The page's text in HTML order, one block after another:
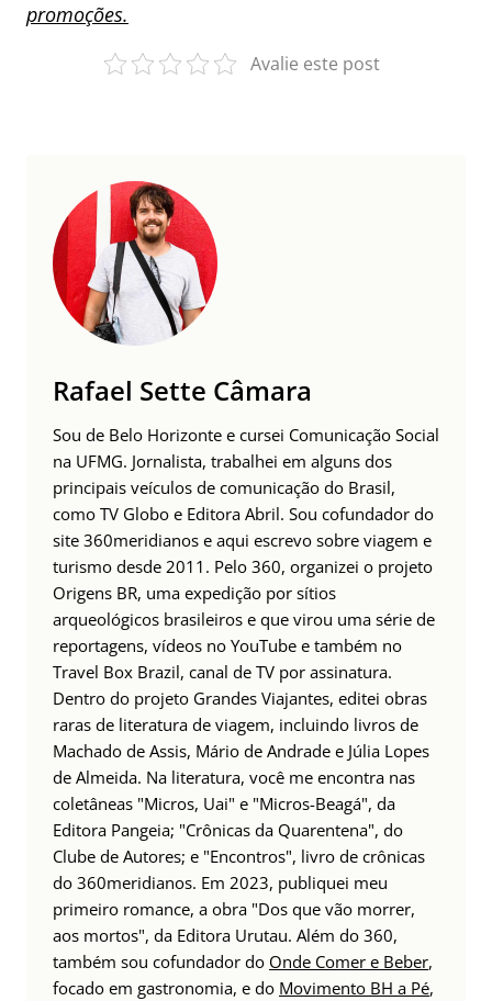
promoções.
Avalie este post
Rafael Sette Câmara
Sou de Belo Horizonte e cursei Comunicação Social
na UFMG. Jornalista, trabalhei em alguns dos
principais veículos de comunicação do Brasil,
como TV Globo e Editora Abril. Sou cofundador do
site 360meridianos e aqui escrevo sobre viagem e
turismo desde 2011. Pelo 360, organizei o projeto
Origens BR, uma expedição por sítios
arqueológicos brasileiros e que virou uma série de
reportagens, vídeos no YouTube e também no
Travel Box Brazil, canal de TV por assinatura.
Dentro do projeto Grandes Viajantes, editei obras
raras de literatura de viagem, incluindo livros de
Machado de Assis, Mário de Andrade e Júlia Lopes
de Almeida. Na literatura, você me encontra nas
coletâneas "Micros, Uai" e "Micros-Beagá", da
Editora Pangeia; "Crônicas da Quarentena", do
Clube de Autores; e "Encontros", livro de crônicas
do 360meridianos. Em 2023, publiquei meu
primeiro romance, a obra "Dos que vão morrer,
aos mortos", da Editora Urutau. Além do 360,
também sou cofundador do Onde Comer e Beber,
focado em gastronomia, e do Movimento BH a Pé,